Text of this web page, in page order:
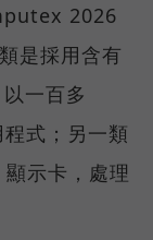
2026
是採用含有
一百多
式；另一類
示卡，處理